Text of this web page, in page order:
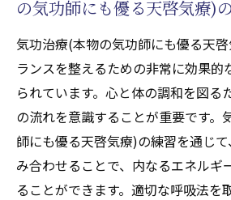
の気功師にも優る天啓気療)
気功治療(本物の気功師にも優る天
ランスを整えるための非常に効果的
られています。心と体の調和を図る
の流れを意識することが重要です。
師にも優る天啓気療)の練習を通じ
み合わせることで、内なるエネルギ
ることができます。適切な呼吸法を